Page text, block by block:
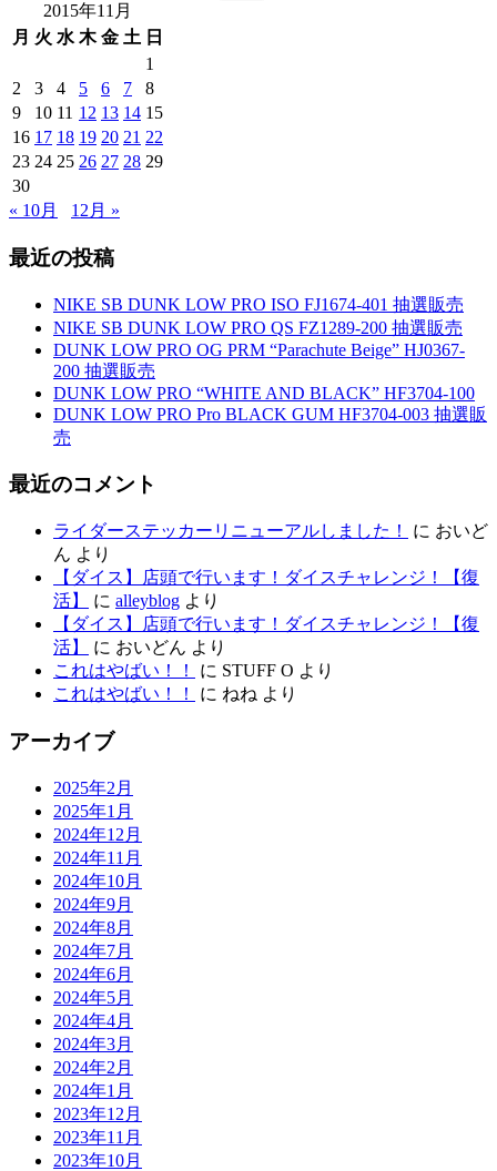
2015年11月
月 火 水 木 金 土 日
1
2
3 4 5 6 7
8
9
10 11 12 13 14 15
16 17 18 19 20 21 22
23 24 25 26 27 28 29
30
« 10月
12月 »
最近の投稿
NIKE SB DUNK LOW PRO ISO FJ1674-401 抽選販売
NIKE SB DUNK LOW PRO QS FZ1289-200 抽選販売
DUNK LOW PRO OG PRM “Parachute Beige” HJ0367-
200 抽選販売
DUNK LOW PRO “WHITE AND BLACK” HF3704-100
DUNK LOW PRO Pro BLACK GUM HF3704-003 抽選販
売
最近のコメント
ライダーステッカーリニューアルしました！ に おいど
ん より
【ダイス】店頭で行います！ダイスチャレンジ！【復
活】
に alleyblog より
【ダイス】店頭で行います！ダイスチャレンジ！【復
活】
に おいどん より
これはやばい！！
に STUFF O より
これはやばい！！
に ねね より
アーカイブ
2025年2月
2025年1月
2024年12月
2024年11月
2024年10月
2024年9月
2024年8月
2024年7月
2024年6月
2024年5月
2024年4月
2024年3月
2024年2月
2024年1月
2023年12月
2023年11月
2023年10月